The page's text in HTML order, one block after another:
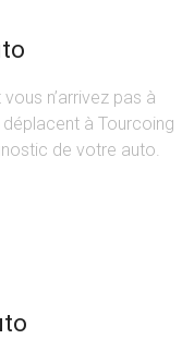
n’arrivez pas à
à Tourcoing
de votre auto.